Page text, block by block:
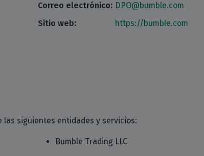
Correo electrónico: DPO@bumble.com
Sitio web:
https://bumble.com
las siguientes entidades y servicios:
Bumble Trading LLC